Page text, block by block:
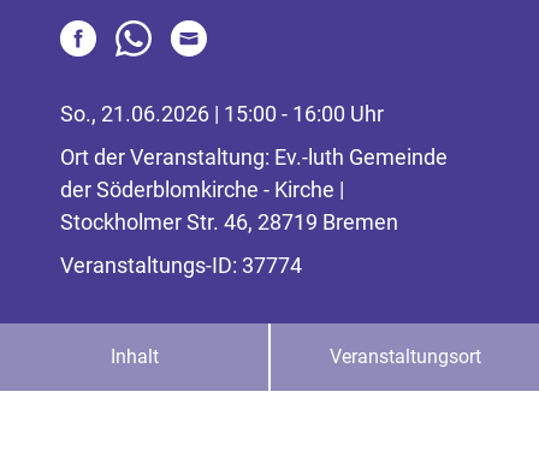
So., 21.06.2026 | 15:00 - 16:00 Uhr
Ort der Veranstaltung: Ev.-luth Gemeinde
der Söderblomkirche - Kirche |
Stockholmer Str. 46, 28719 Bremen
Veranstaltungs-ID: 37774
Inhalt Veranstaltungsort